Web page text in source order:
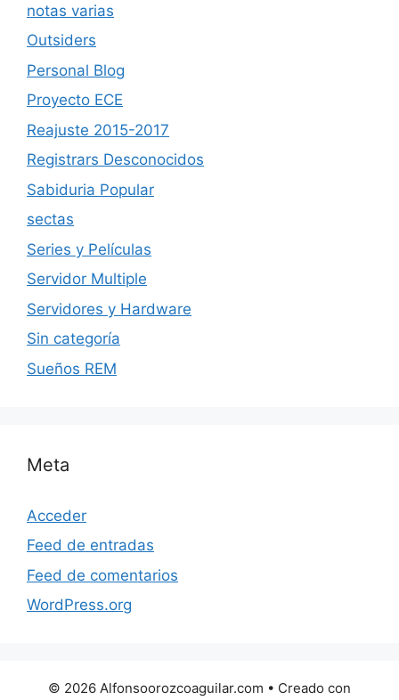
notas varias
Outsiders
Personal Blog
Proyecto ECE
Reajuste 2015-2017
Registrars Desconocidos
Sabiduria Popular
sectas
Series y Películas
Servidor Multiple
Servidores y Hardware
Sin categoría
Sueños REM
Meta
Acceder
Feed de entradas
Feed de comentarios
WordPress.org
© 2026 Alfonsoorozcoaguilar.com • Creado con